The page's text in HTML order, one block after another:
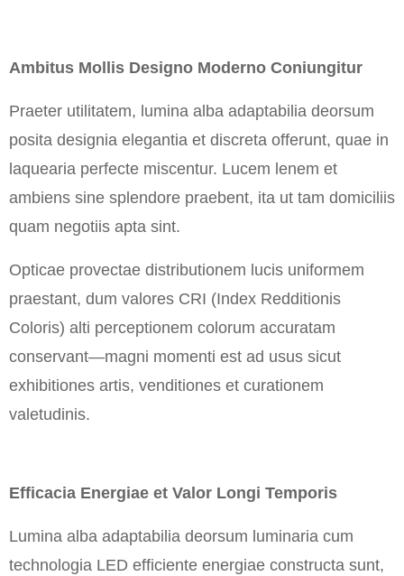
Ambitus Mollis Designo Moderno Coniungitur
Praeter utilitatem, lumina alba adaptabilia deorsum
posita designia elegantia et discreta offerunt, quae in
laquearia perfecte miscentur. Lucem lenem et
ambiens sine splendore praebent, ita ut tam domiciliis
quam negotiis apta sint.
Opticae provectae distributionem lucis uniformem
praestant, dum valores CRI (Index Redditionis
Coloris) alti perceptionem colorum accuratam
conservant—magni momenti est ad usus sicut
exhibitiones artis, venditiones et curationem
valetudinis.
Efficacia Energiae et Valor Longi Temporis
Lumina alba adaptabilia deorsum luminaria cum
technologia LED efficiente energiae constructa sunt,